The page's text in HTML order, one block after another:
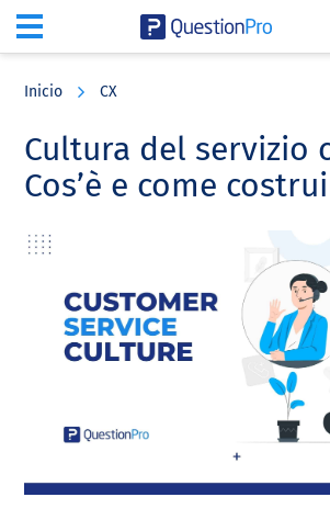
content
sidebar
Inicio CX
Cultura del servizio
Cos’è e come